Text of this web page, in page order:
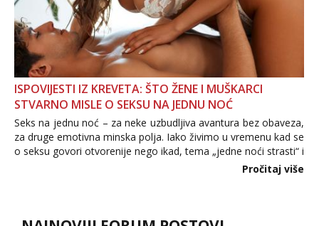
Čekam tvoj poziv!
Tel:064/677-677- Kod: #87
tel:0,93€ - mob:1,12€ min
Zara
Razgovaram :)
Tel:064/677-677- Kod: #123
Obavijesti me kada se oslobodi
Anđela
ISPOVIJESTI IZ KREVETA: ŠTO ŽENE I MUŠKARCI
STVARNO MISLE O SEKSU NA JEDNU NOĆ
Seks na jednu noć – za neke uzbudljiva avantura bez obaveza,
za druge emotivna minska polja. Iako živimo u vremenu kad se
o seksu govori otvorenije nego ikad, tema „jedne noći strasti“ i
dalje izaziva burne rasprave. Što zapravo misle žene, a što
Pročitaj više